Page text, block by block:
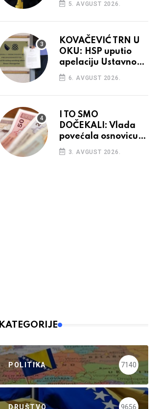
5. AVGUST 2026.
KOVAČEVIĆ TRN U
OKU: HSP uputio
apelaciju Ustavnom
sudu BiH
6. AVGUST 2026.
I TO SMO
DOČEKALI: Vlada
povećala osnovicu
za obračun plaća
budžetskim
3. AVGUST 2026.
KATEGORIJE
POLITIKA 7140
DRUŠTVO 9656